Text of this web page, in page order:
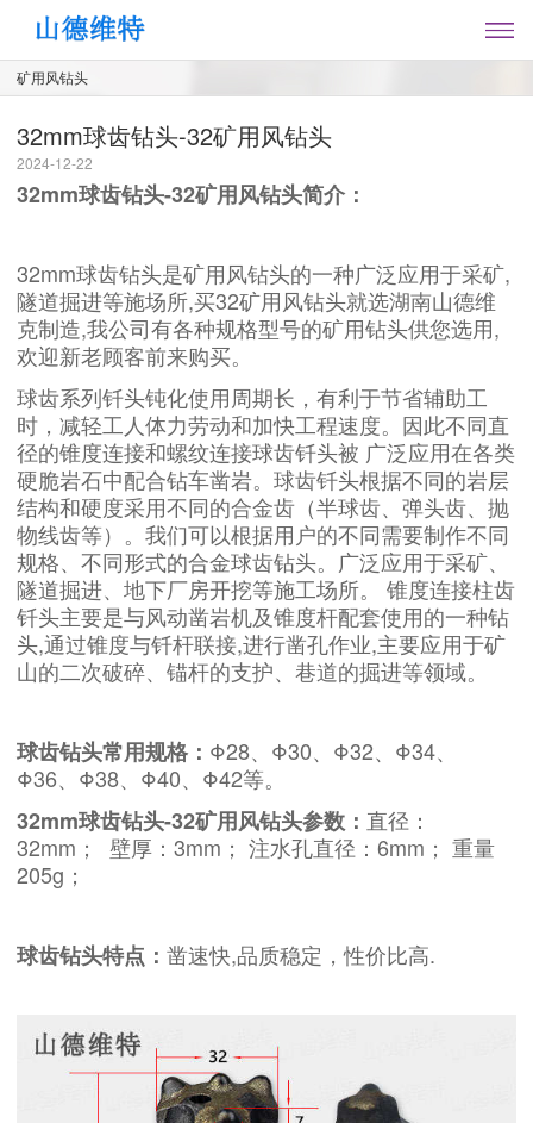
矿用风钻头
32mm球齿钻头-32矿用风钻头
2024-12-22
32mm球齿钻头-32矿用风钻头简介：
32mm球齿钻头是矿用风钻头的一种广泛应用于采矿,
隧道掘进等施场所,买32矿用风钻头就选湖南山德维
克制造,我公司有各种规格型号的矿用钻头供您选用,
欢迎新老顾客前来购买。
球齿系列钎头钝化使用周期长，有利于节省辅助工
时，减轻工人体力劳动和加快工程速度。因此不同直
径的锥度连接和螺纹连接球齿钎头被 广泛应用在各类
硬脆岩石中配合钻车凿岩。球齿钎头根据不同的岩层
结构和硬度采用不同的合金齿（半球齿、弹头齿、抛
物线齿等）。我们可以根据用户的不同需要制作不同
规格、不同形式的合金球齿钻头。广泛应用于采矿、
隧道掘进、地下厂房开挖等施工场所。 锥度连接柱齿
钎头主要是与风动凿岩机及锥度杆配套使用的一种钻
头,通过锥度与钎杆联接,进行凿孔作业,主要应用于矿
山的二次破碎、锚杆的支护、巷道的掘进等领域。
球齿钻头常用规格： Φ28、Φ30、Φ32、Φ34、
Φ36、Φ38、Φ40、 Φ42等。
32mm球齿钻头-32矿用风钻头参数： 直径：
32mm； 壁厚：3mm； 注水孔直径：6mm； 重量
205g；
球齿钻头特点： 凿速快,品质稳定，性价比高.